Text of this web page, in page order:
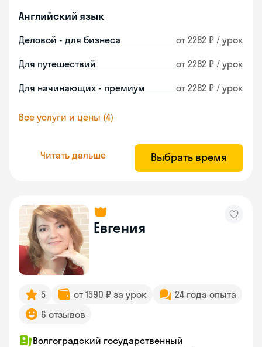
Английский язык
Деловой - для бизнеса от 2282 ₽ / урок
Для путешествий от 2282 ₽ / урок
Для начинающих - премиум от 2282 ₽ / урок
Все услуги и цены (4)
Читать дальше Выбрать время
Евгения
5 от 1590 ₽ за урок
24 года опыта
6 отзывов
Волгоградский государственный